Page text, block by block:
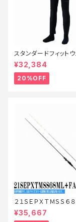
スタンダードフィット
3.0FW−040X 黒 SB
備】【20】
¥32,384
20%OFF
２１ＳＥＰＸＴＭＳＳ６
【特価ロッド】【30】
¥35,667